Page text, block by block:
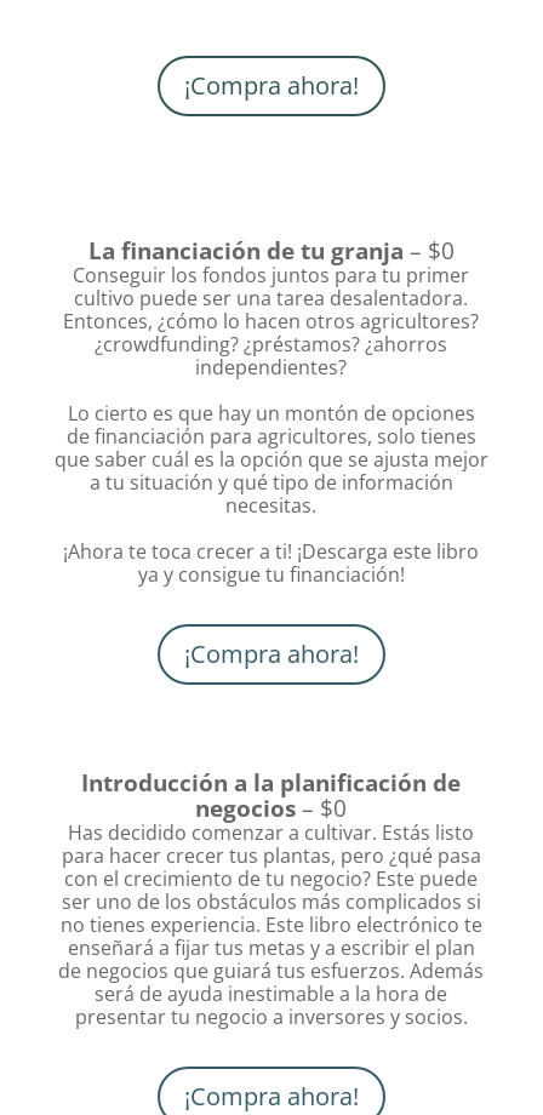
¡Compra ahora!
La financiación de tu granja – $0
Conseguir los fondos juntos para tu primer
cultivo puede ser una tarea desalentadora.
Entonces, ¿cómo lo hacen otros agricultores?
¿crowdfunding? ¿préstamos? ¿ahorros
independientes?
Lo cierto es que hay un montón de opciones
de financiación para agricultores, solo tienes
que saber cuál es la opción que se ajusta mejor
a tu situación y qué tipo de información
necesitas.
¡Ahora te toca crecer a ti! ¡Descarga este libro
ya y consigue tu financiación!
¡Compra ahora!
Introducción a la planificación de
negocios – $0
Has decidido comenzar a cultivar. Estás listo
para hacer crecer tus plantas, pero ¿qué pasa
con el crecimiento de tu negocio? Este puede
ser uno de los obstáculos más complicados si
no tienes experiencia. Este libro electrónico te
enseñará a fijar tus metas y a escribir el plan
de negocios que guiará tus esfuerzos. Además
será de ayuda inestimable a la hora de
presentar tu negocio a inversores y socios.
¡Compra ahora!